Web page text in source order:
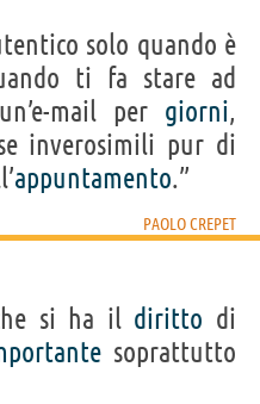
solo quando è
ti fa stare ad
mail per giorni,
inverosimili pur di
appuntamento.”
PAOLO CREPET
si ha il diritto di
soprattutto